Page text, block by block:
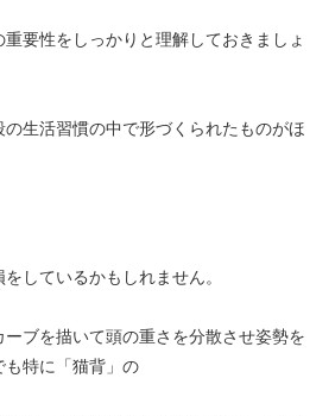
要性をしっかりと理解しておきましょ
生活習慣の中で形づくられたものがほ
しているかもしれません。
ブを描いて頭の重さを分散させ姿勢を
も特に「猫背」の